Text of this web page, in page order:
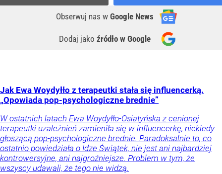
Obserwuj nas w Google News
Dodaj jako źródło w Google
Jak Ewa Woydyłło z terapeutki stała się influencerką.
„Opowiada pop-psychologiczne brednie”
W ostatnich latach Ewa Woydyłło-Osiatyńska z cenionej
terapeutki uzależnień zamieniła się w influencerkę, niekiedy
głoszącą pop-psychologiczne brednie. Paradoksalnie to, co
ostatnio powiedziała o Idze Świątek, nie jest ani najbardziej
kontrowersyjne, ani najgroźniejsze. Problem w tym, że
wszyscy udawali, że tego nie widzą.